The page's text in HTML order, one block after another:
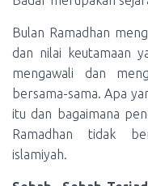
Bulan Ramadhan
dan nilai keutamaan
mengawali dan
bersama-sama. Apa
itu dan bagaimana
Ramadhan tidak
islamiyah.